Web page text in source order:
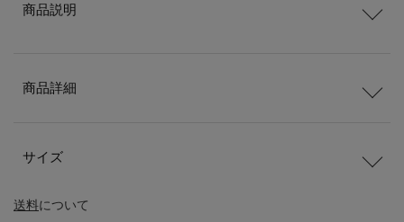
送料について
商品説明
商品詳細
サイズ